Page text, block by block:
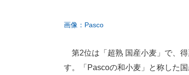
画像：Pasco
第2位は「超熟 国産小麦」で、
す。「Pascoの和小麦」と称した